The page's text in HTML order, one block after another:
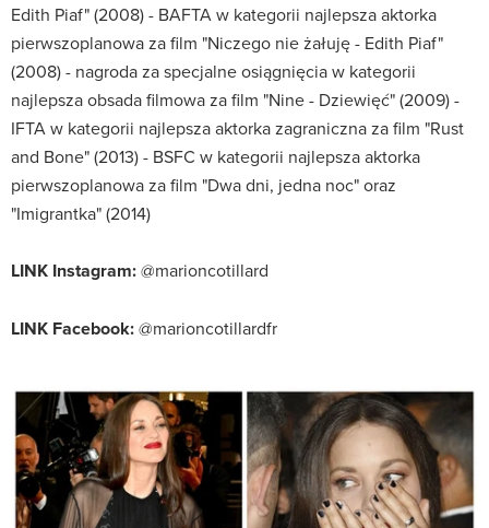
Edith Piaf" (2008) - BAFTA w kategorii najlepsza aktorka
pierwszoplanowa za film "Niczego nie żałuję - Edith Piaf"
(2008) - nagroda za specjalne osiągnięcia w kategorii
najlepsza obsada filmowa za film "Nine - Dziewięć" (2009) -
IFTA w kategorii najlepsza aktorka zagraniczna za film "Rust
and Bone" (2013) - BSFC w kategorii najlepsza aktorka
pierwszoplanowa za film "Dwa dni, jedna noc" oraz
"Imigrantka" (2014)
LINK Instagram:@marioncotillard
LINK Facebook:@marioncotillardfr